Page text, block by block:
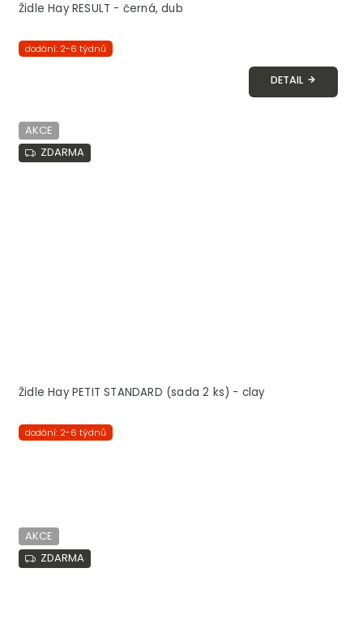
Židle Hay RESULT - černá, dub
dodání: 2-6 týdnů
DETAIL
AKCE
ZDARMA
Židle Hay PETIT STANDARD (sada 2 ks) - clay
dodání: 2-6 týdnů
AKCE
ZDARMA